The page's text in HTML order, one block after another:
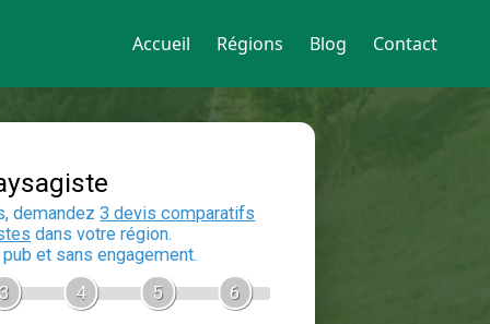
Accueil Régions Blog Contact
Devis Paysagiste
En 5 minutes, demandez
auxpaysagistesdans votre région.
Gratuit, sans pub et sans engagement.